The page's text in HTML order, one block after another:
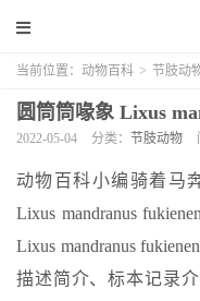
当前位置： 动物百科 > 节肢动
圆筒筒喙象 Lixus
2022-05-04 分类： 节肢动物
动物百科小编骑着马
Lixus mandranus
Lixus mandranus
描述简介、标本记录介